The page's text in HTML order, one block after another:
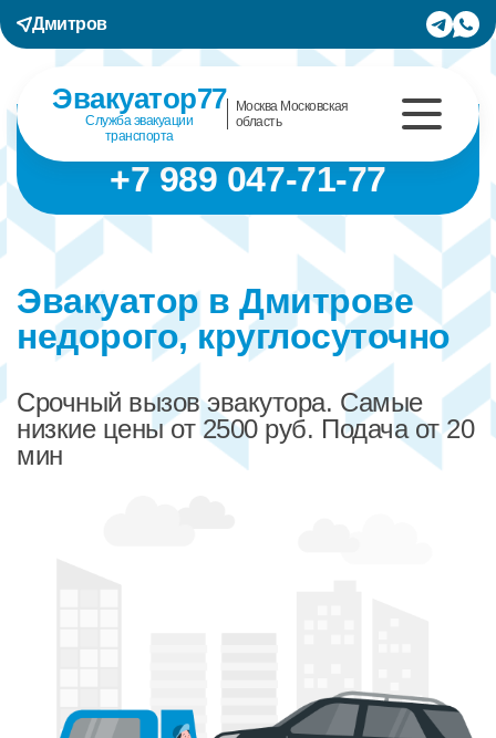
Дмитров
Эвакуатор77
Служба эвакуации
транспорта
Москва Московская
область
+7 989 047-71-77
Эвакуатор в Дмитрове
недорого, круглосуточно
Срочный вызов эвакутора. Самые
низкие цены от 2500 руб. Подача от 20
мин